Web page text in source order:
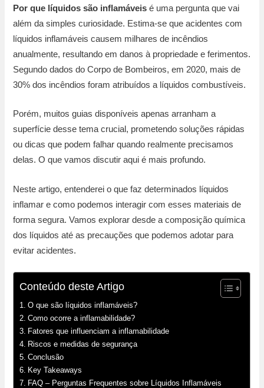
Por que líquidos são inflamáveis é uma pergunta que vai
além da simples curiosidade. Estima-se que acidentes com
líquidos inflamáveis causem milhares de incêndios
anualmente, resultando em danos à propriedade e ferimentos.
Segundo dados do Corpo de Bombeiros, em 2020, mais de
30% dos incêndios foram atribuídos a líquidos combustíveis.
Porém, muitos guias disponíveis apenas arranham a
superfície desse tema crucial, prometendo soluções rápidas
ou dicas que podem falhar quando realmente precisamos
delas. O que vamos discutir aqui é mais profundo.
Neste artigo, entenderei o que faz determinados líquidos
inflamar e como podemos interagir com esses materiais de
forma segura. Vamos explorar desde a composição química
dos líquidos até as precauções que podemos adotar para
evitar acidentes.
Conteúdo deste Artigo
O que são líquidos inflamáveis?
Como ocorre a inflamabilidade?
Fatores que influenciam a inflamabilidade
Riscos e medidas de segurança
Conclusão
Key Takeaways
FAQ – Perguntas Frequentes sobre Líquidos Inflamáveis